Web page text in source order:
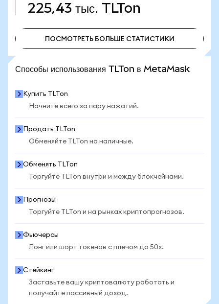
225,43 тыс. TLTon
ПОСМОТРЕТЬ БОЛЬШЕ СТАТИСТИКИ
Способы использования TLTon в MetaMask
Купить TLTon
Начните всего за пару нажатий.
Продать TLTon
Обменяйте TLTon на наличные.
Обменять TLTon
Торгуйте TLTon внутри и между блокчейнами.
Прогнозы
Торгуйте TLTon и на рынках криптопрогнозов.
Фьючерсы
Лонг или шорт токенов с плечом до 50x.
Стейкинг
Заставьте вашу криптовалюту работать и
получайте пассивный доход.